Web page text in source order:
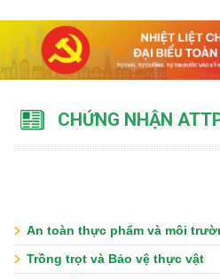
CHỨNG NHẬN
An toàn thực phẩm và môi
Trồng trọt và Bảo vệ thực vật